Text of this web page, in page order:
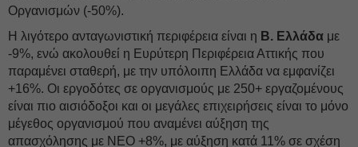
Οργανισμών (-50%).
Η λιγότερο ανταγωνιστική περιφέρεια είναι η Β. Ελλάδα με
-9%, ενώ ακολουθεί η Ευρύτερη Περιφέρεια Αττικής που
παραμένει σταθερή, με την υπόλοιπη Ελλάδα να εμφανίζει
+16%. Οι εργοδότες σε οργανισμούς με 250+ εργαζομένους
είναι πιο αισιόδοξοι και οι μεγάλες επιχειρήσεις είναι το μόνο
μέγεθος οργανισμού που αναμένει αύξηση της
απασχόλησης με NEO +8%, με αύξηση κατά 11% σε σχέση